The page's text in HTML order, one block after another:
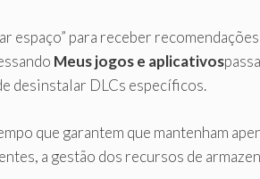
espaço” para receber
Meus jogos e aplicativos
desinstalar DLCs específicos.
que garantem que mantenham
a gestão dos recursos de